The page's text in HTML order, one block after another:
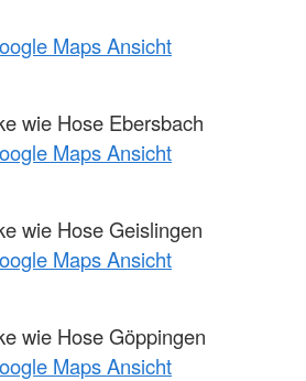
Maps Ansicht
wie Hose Ebersbach
Maps Ansicht
wie Hose Geislingen
Maps Ansicht
wie Hose Göppingen
Maps Ansicht